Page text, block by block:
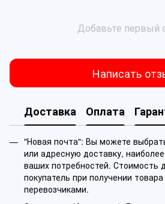
Добавьте первый
Написать
Доставка Оплата
"Новая почта": Вы можете
или адресную доставку,
ваших потребностей. Стоимость
покупатель при получении
перевозчиками.